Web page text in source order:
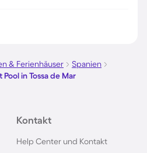
Gardasee
an der Nordsee
im Allgäu
& Ferienhäuser
Spanien
in Tossa de Mar
Kontakt
Help Center und Kontakt